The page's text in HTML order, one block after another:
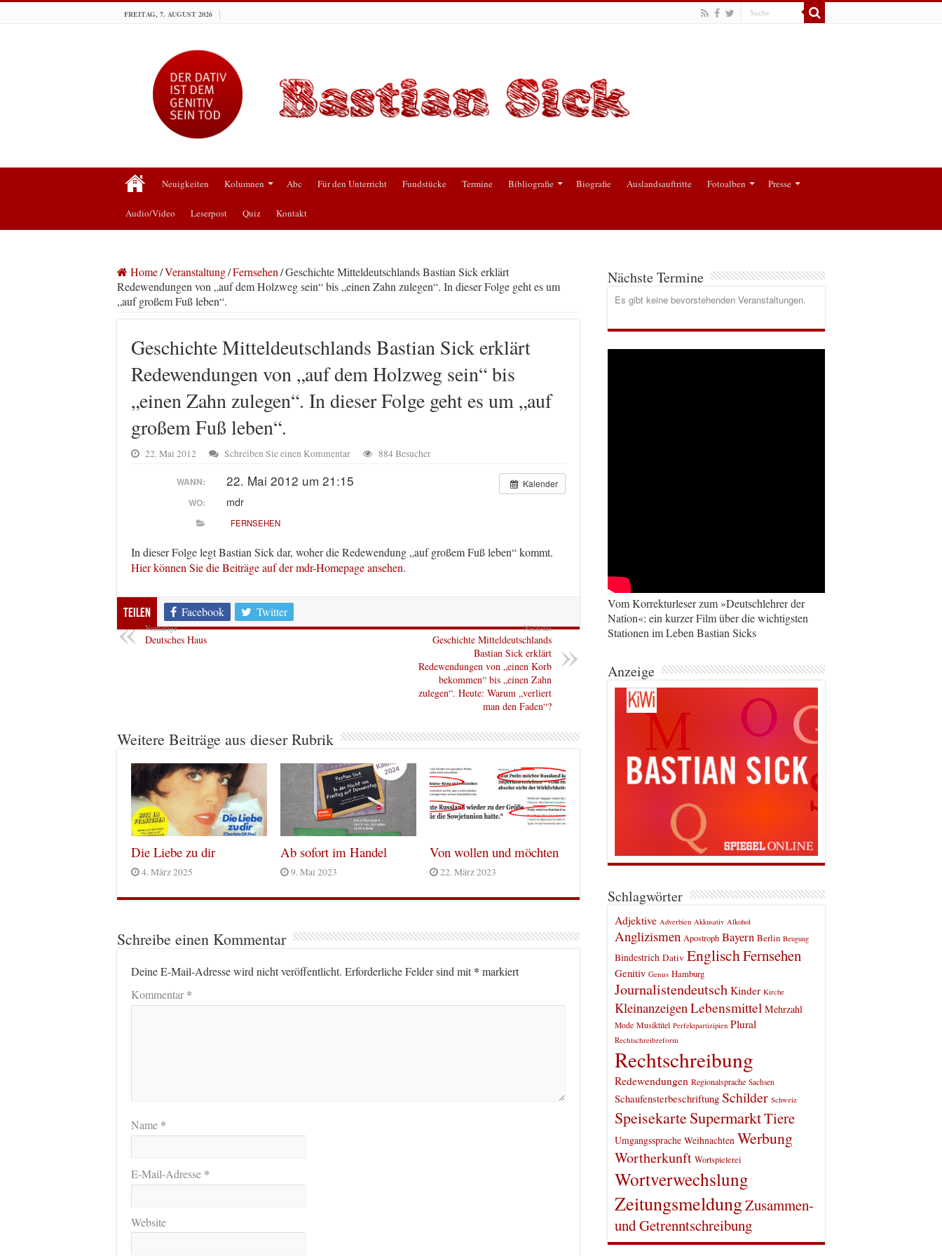
FREITAG, 7. AUGUST 2026
Neuigkeiten Kolumnen Abc Für den Unterricht Fundstücke Termine Bibliografie Biografie Auslandsauftritte Fotoalben Presse
Audio/Video Leserpost Quiz Kontakt
Home/Veranstaltung/Fernsehen/Geschichte Mitteldeutschlands Bastian Sick erklärt
Redewendungen von „auf dem Holzweg sein“ bis „einen Zahn zulegen“. In dieser Folge geht es um
„auf großem Fuß leben“.
Geschichte Mitteldeutschlands Bastian Sick erklärt
Redewendungen von „auf dem Holzweg sein“ bis
„einen Zahn zulegen“. In dieser Folge geht es um „auf
großem Fuß leben“.
22. Mai 2012 Schreiben Sie einen Kommentar 884 Besucher
Kalender
WANN: 22. Mai 2012 um 21:15
WO: mdr
FERNSEHEN
In dieser Folge legt Bastian Sick dar, woher die Redewendung „auf großem Fuß leben“ kommt.
Hier können Sie die Beiträge auf der mdr-Homepage ansehen.
Teilen Facebook Twitter
Vorherige
Deutsches Haus
Nächstes
Geschichte Mitteldeutschlands
Bastian Sick erklärt
Redewendungen von „einen Korb
bekommen“ bis „einen Zahn
zulegen“. Heute: Warum „verliert
man den Faden“?
Weitere Beiträge aus dieser Rubrik
Die Liebe zu dir
4. März 2025
Ab sofort im Handel
9. Mai 2023
Von wollen und möchten
22. März 2023
Schreibe einen Kommentar
Deine E-Mail-Adresse wird nicht veröffentlicht. Erforderliche Felder sind mit* markiert
Kommentar*
Name *
E-Mail-Adresse *
Website
Nächste Termine
Es gibt keine bevorstehenden Veranstaltungen.
Vom Korrekturleser zum »Deutschlehrer der
Nation«: ein kurzer Film über die wichtigsten
Stationen im Leben Bastian Sicks
Anzeige
Schlagwörter
Adjektive Adverbien Akkusativ Alkohol
Anglizismen Apostroph Bayern Berlin Beugung
Bindestrich Dativ EnglischFernsehen
Genitiv Genus Hamburg
Journalistendeutsch Kinder Kirche
Kleinanzeigen Lebensmittel Mehrzahl
Mode Musiktitel Perfektpartizipien Plural
Rechtschreibreform
Rechtschreibung
Redewendungen Regionalsprache Sachsen
Schaufensterbeschriftung Schilder Schweiz
SpeisekarteSupermarktTiere
Umgangssprache Weihnachten Werbung
Wortherkunft Wortspielerei
Wortverwechslung
ZeitungsmeldungZusammen-
und Getrenntschreibung